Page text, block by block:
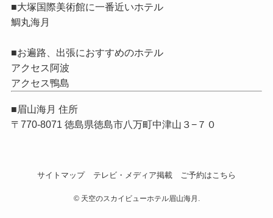
■大塚国際美術館に一番近いホテル
鯛丸海月
■お遍路、出張におすすめのホテル
アクセス阿波
アクセス鴨島
■眉山海月 住所
〒770-8071 徳島県徳島市八万町中津山３−７０
サイトマップ テレビ・メディア掲載 ご予約はこちら
©天空のスカイビューホテル眉山海月.